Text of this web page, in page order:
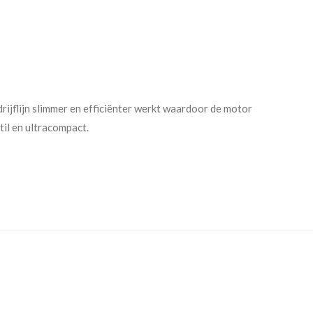
slimmer en efficiënter werkt waardoor de motor
en ultracompact.